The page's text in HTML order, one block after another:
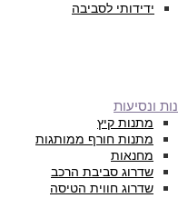
ידידותי לסביבה
ונסיעות
מתנות קיץ
מתנות חורף ממותגות
מחנאות
שדרוג סביבת הרכב
שדרוג חווית הטיסה